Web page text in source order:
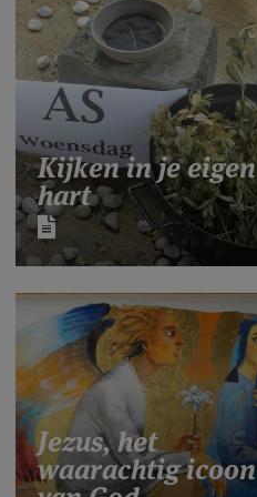
Kijken in je eigen
hart
Jezus, het
waarachtig icoon